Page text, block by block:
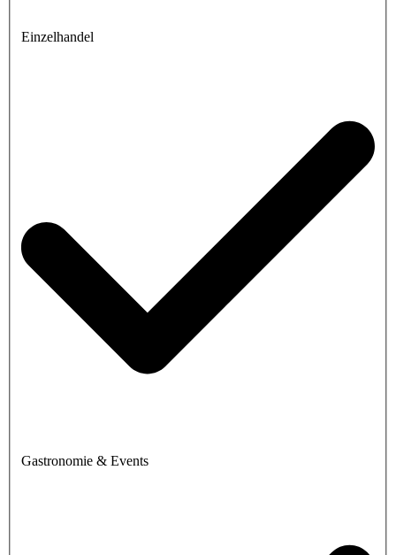
Einzelhandel
Gastronomie & Events